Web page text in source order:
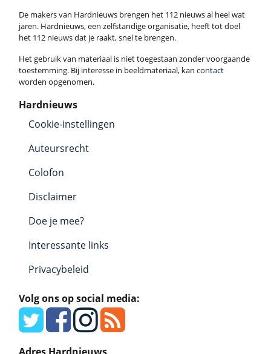
De makers van Hardnieuws brengen het 112 nieuws al heel wat
jaren. Hardnieuws, een zelfstandige organisatie, heeft tot doel
het 112 nieuws dat je raakt, snel te brengen.
Het gebruik van materiaal is niet toegestaan zonder voorgaande
toestemming. Bij interesse in beeldmateriaal, kan contact
worden opgenomen.
Hardnieuws
Cookie-instellingen
Auteursrecht
Colofon
Disclaimer
Doe je mee?
Interessante links
Privacybeleid
Volg ons op social media: